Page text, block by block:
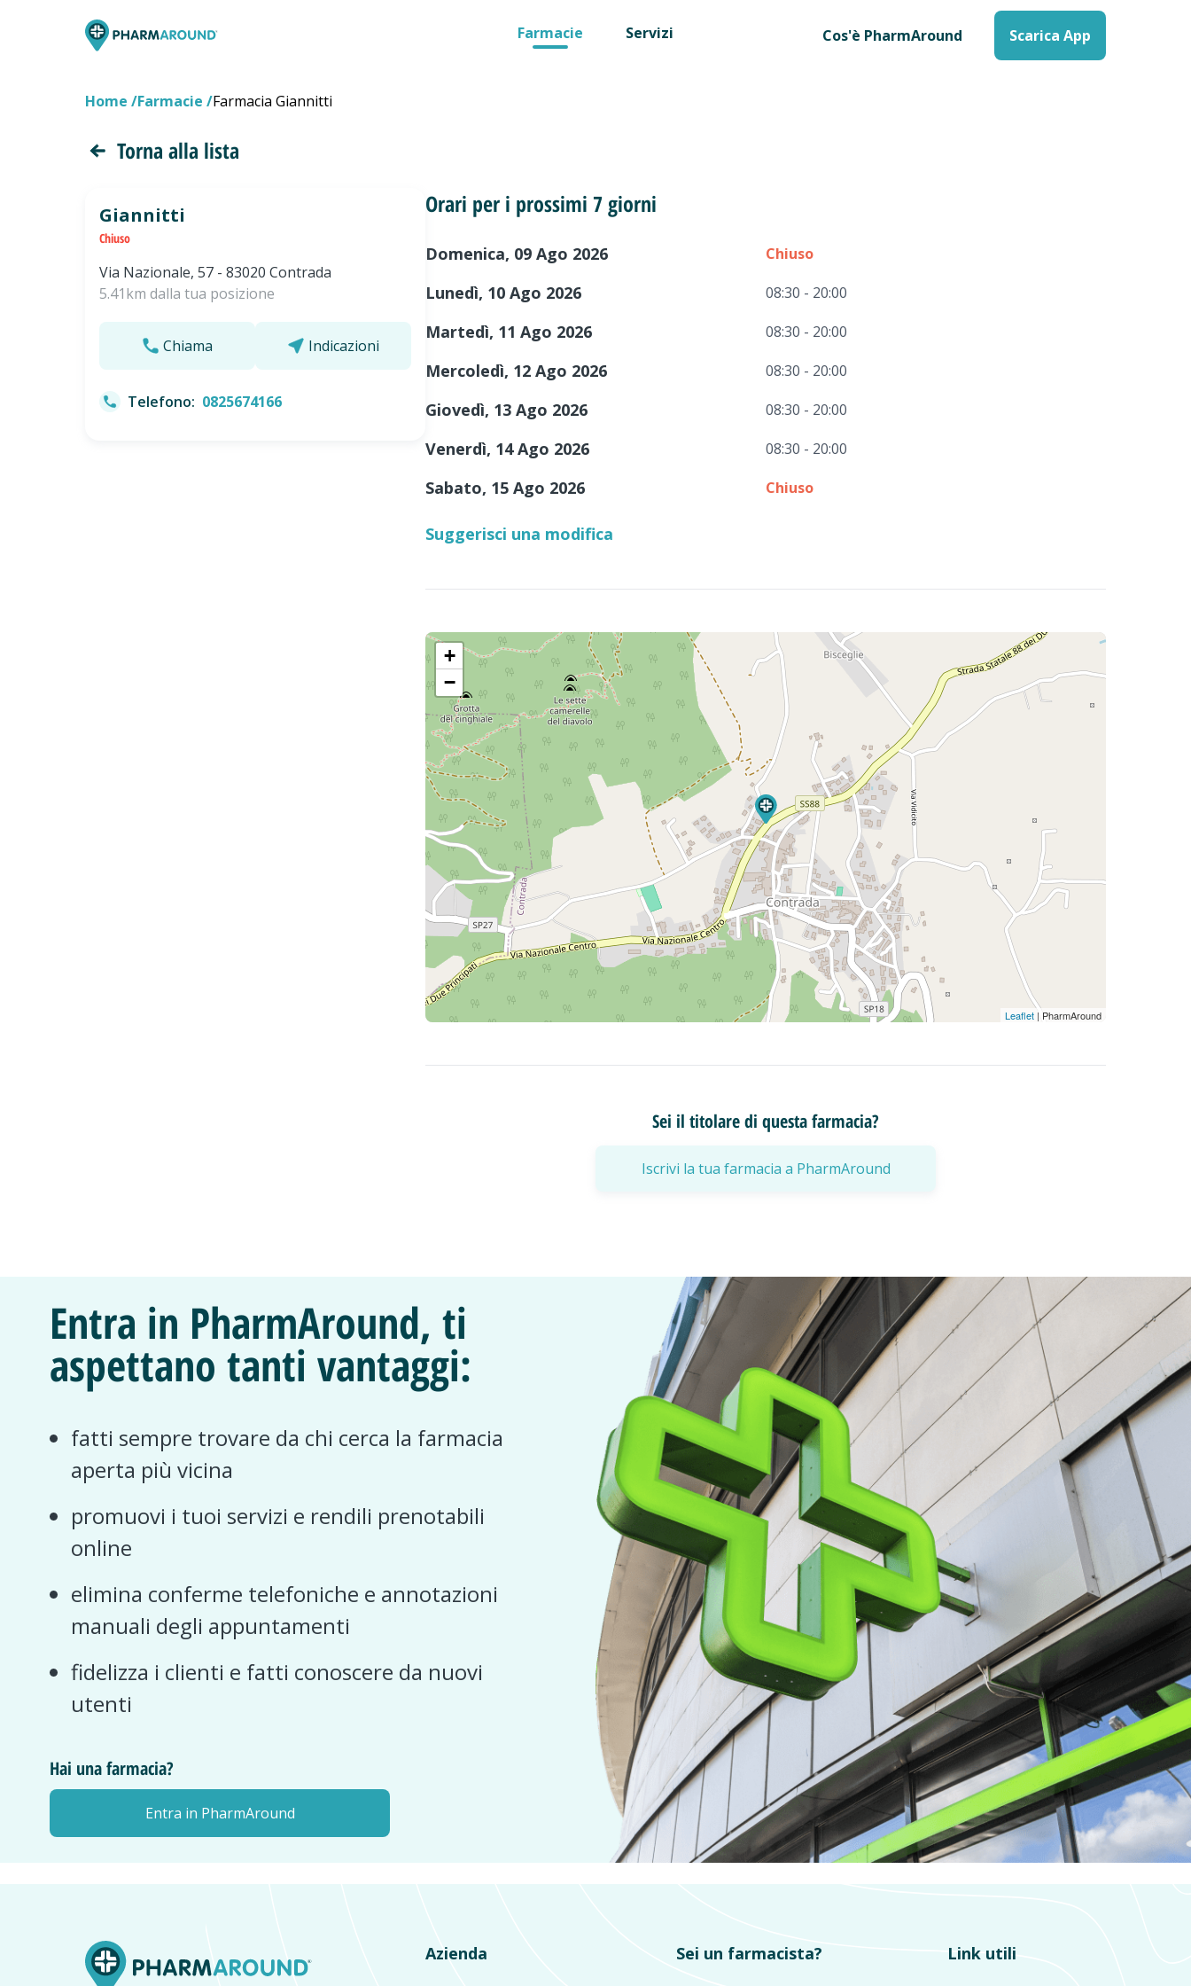
Farmacie Servizi Cos'è PharmAround Scarica App
Home Farmacie Farmacia Giannitti
Torna alla lista
Giannitti
Chiuso
Via Nazionale, 57 - 83020 Contrada
5.41km dalla tua posizione
Chiama Indicazioni
Telefono: 0825674166
Orari per i prossimi 7 giorni
Domenica, 09 Ago 2026 Chiuso
Lunedì, 10 Ago 2026 08:30 - 20:00
Martedì, 11 Ago 2026 08:30 - 20:00
Mercoledì, 12 Ago 2026 08:30 - 20:00
Giovedì, 13 Ago 2026 08:30 - 20:00
Venerdì, 14 Ago 2026 08:30 - 20:00
Sabato, 15 Ago 2026 Chiuso
Suggerisci una modifica
+
−
Leaflet | PharmAround
Sei il titolare di questa farmacia?
Iscrivi la tua farmacia a PharmAround
Entra in PharmAround, ti
aspettano tanti vantaggi:
fatti sempre trovare da chi cerca la farmacia
aperta più vicina
promuovi i tuoi servizi e rendili prenotabili
online
elimina conferme telefoniche e annotazioni
manuali degli appuntamenti
fidelizza i clienti e fatti conoscere da nuovi
utenti
Hai una farmacia?
Entra in PharmAround
Azienda
Sei un farmacista?
Link utili